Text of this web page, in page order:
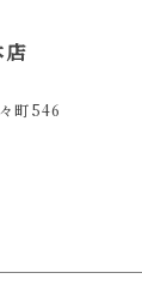
店
町546